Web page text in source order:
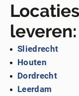
leveren:
Sliedrecht
Houten
Dordrecht
Leerdam